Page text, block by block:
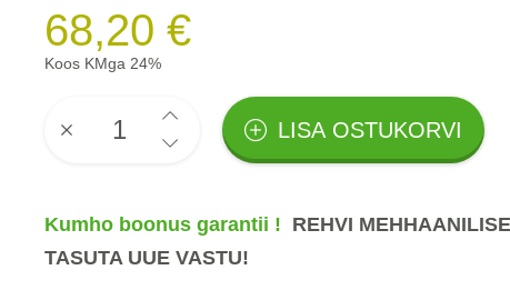
68,20 €
Koos KMga 24%
LISA OSTUKORVI
Kumho boonus garantii ! REHVI
TASUTA UUE VASTU!